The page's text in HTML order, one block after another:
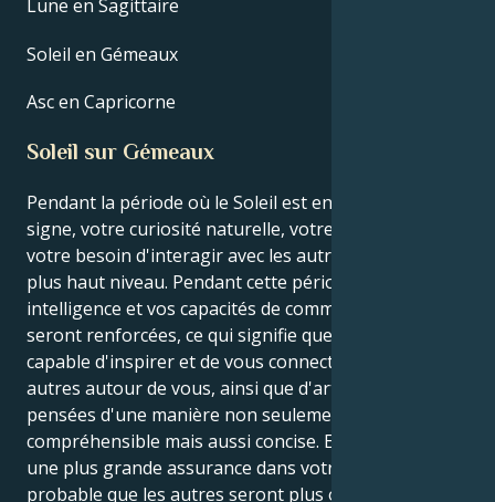
Lune en Sagittaire
Soleil en Gémeaux
Asc en Capricorne
Soleil sur Gémeaux
Pendant la période où le Soleil est en Gémeaux, votre
signe, votre curiosité naturelle, votre adaptabilité et
votre besoin d'interagir avec les autres sont à leur
plus haut niveau. Pendant cette période, votre
intelligence et vos capacités de communication
seront renforcées, ce qui signifie que vous serez
capable d'inspirer et de vous connecter avec les
autres autour de vous, ainsi que d'articuler vos
pensées d'une manière non seulement
compréhensible mais aussi concise. En acquérant
une plus grande assurance dans votre identité, il est
probable que les autres seront plus ouverts aux